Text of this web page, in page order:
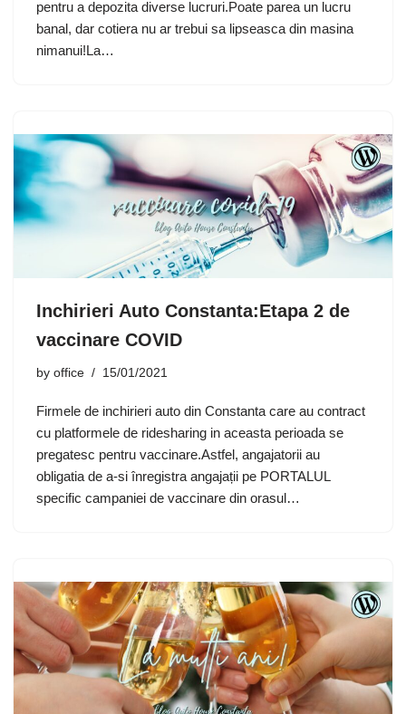
pentru a depozita diverse lucruri.Poate parea un lucru
banal, dar cotiera nu ar trebui sa lipseasca din masina
nimanui!La…
Inchirieri Auto Constanta:Etapa 2 de
vaccinare COVID
by office 15/01/2021
Firmele de inchirieri auto din Constanta care au contract
cu platformele de ridesharing in aceasta perioada se
pregatesc pentru vaccinare.Astfel, angajatorii au
obligatia de a-si înregistra angajații pe PORTALUL
specific campaniei de vaccinare din orasul…